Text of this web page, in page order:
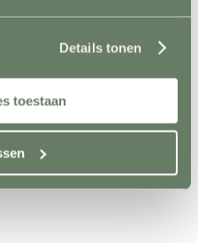
door Horsefriend
Details tonen
toestaan